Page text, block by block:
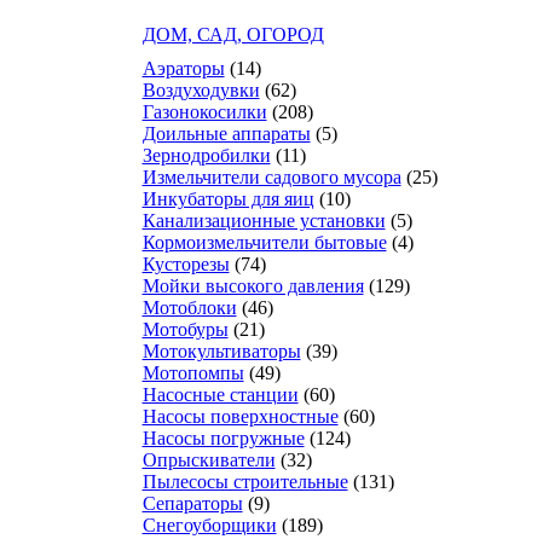
ДОМ, САД, ОГОРОД
Аэраторы (14)
Воздуходувки (62)
Газонокосилки (208)
Доильные аппараты (5)
Зернодробилки (11)
Измельчители садового мусора (25)
Инкубаторы для яиц (10)
Канализационные установки (5)
Кормоизмельчители бытовые (4)
Кусторезы (74)
Мойки высокого давления (129)
Мотоблоки (46)
Мотобуры (21)
Мотокультиваторы (39)
Мотопомпы (49)
Насосные станции (60)
Насосы поверхностные (60)
Насосы погружные (124)
Опрыскиватели (32)
Пылесосы строительные (131)
Сепараторы (9)
Снегоуборщики (189)